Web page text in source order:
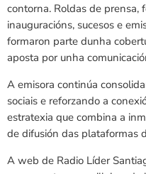
contorna. Roldas de prensa,
inauguracións, sucesos e
formaron parte dunha
aposta por unha
A emisora continúa
sociais e reforzando a
estratexia que combina a
de difusión das plataformas
A web de Radio Líder